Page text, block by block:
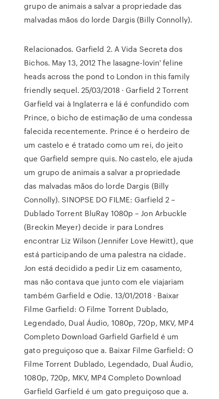
grupo de animais a salvar a propriedade das
malvadas mãos do lorde Dargis (Billy Connolly).
Relacionados. Garfield 2. A Vida Secreta dos
Bichos. May 13, 2012 The lasagne-lovin' feline
heads across the pond to London in this family
friendly sequel. 25/03/2018 · Garfield 2 Torrent
Garfield vai à Inglaterra e lá é confundido com
Prince, o bicho de estimação de uma condessa
falecida recentemente. Prince é o herdeiro de
um castelo e é tratado como um rei, do jeito
que Garfield sempre quis. No castelo, ele ajuda
um grupo de animais a salvar a propriedade
das malvadas mãos do lorde Dargis (Billy
Connolly). SINOPSE DO FILME: Garfield 2 –
Dublado Torrent BluRay 1080p – Jon Arbuckle
(Breckin Meyer) decide ir para Londres
encontrar Liz Wilson (Jennifer Love Hewitt), que
está participando de uma palestra na cidade.
Jon está decidido a pedir Liz em casamento,
mas não contava que junto com ele viajariam
também Garfield e Odie. 13/01/2018 · Baixar
Filme Garfield: O Filme Torrent Dublado,
Legendado, Dual Áudio, 1080p, 720p, MKV, MP4
Completo Download Garfield Garfield é um
gato preguiçoso que a. Baixar Filme Garfield: O
Filme Torrent Dublado, Legendado, Dual Áudio,
1080p, 720p, MKV, MP4 Completo Download
Garfield Garfield é um gato preguiçoso que a.